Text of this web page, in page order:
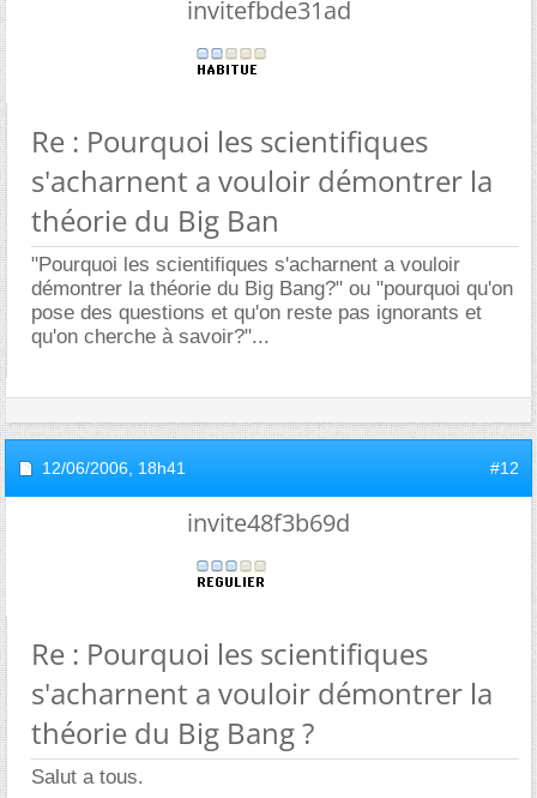
invitefbde31ad
Re : Pourquoi les scientifiques
s'acharnent a vouloir démontrer la
théorie du Big Ban
"Pourquoi les scientifiques s'acharnent a vouloir
démontrer la théorie du Big Bang?" ou "pourquoi qu'on
pose des questions et qu'on reste pas ignorants et
qu'on cherche à savoir?"...
12/06/2006, 18h41 #12
invite48f3b69d
Re : Pourquoi les scientifiques
s'acharnent a vouloir démontrer la
théorie du Big Bang ?
Salut a tous.